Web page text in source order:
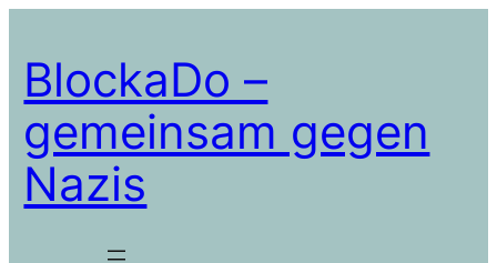
springen
BlockaDo –
gemeinsam gegen
Nazis